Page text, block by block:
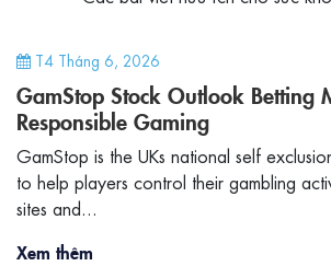
T4 Tháng 6, 2026
GamStop Stock Outlook Betting
Responsible Gaming
GamStop is the UKs national self
to help players control their gambling
sites and...
Xem thêm